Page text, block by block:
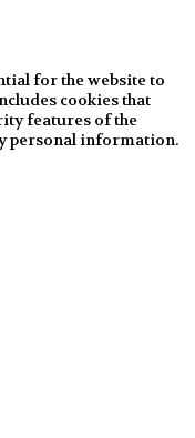
for the website to
cookies that
features of the
personal information.